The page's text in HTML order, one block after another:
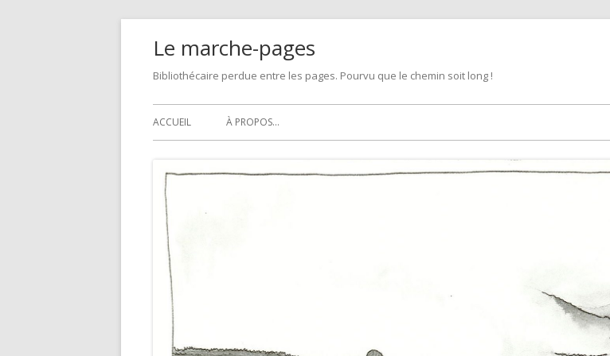
Le marche-pages
Bibliothécaire perdue entre les pages. Pourvu que le chemin soit long !
Primary
ACCUEIL À PROPOS…